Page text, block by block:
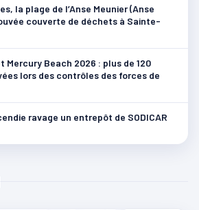
la plage de l’Anse Meunier (Anse
couverte de déchets à Sainte-
Mercury Beach 2026 : plus de 120
lors des contrôles des forces de
ravage un entrepôt de SODICAR